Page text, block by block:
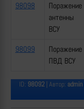
98098
Поражение
антенны
ВСУ
98099
Поражение
ПВД ВСУ
ID: 98092 | Автор: admin